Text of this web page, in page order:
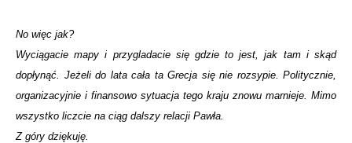
No więc jak?
Wyciągacie mapy i przygladacie się gdzie to jest, jak tam i skąd
dopłynąć. Jeżeli do lata cała ta Grecja się nie rozsypie. Politycznie,
organizacyjnie i finansowo sytuacja tego kraju znowu marnieje. Mimo
wszystko liczcie na ciąg dalszy relacji Pawła.
Z góry dziękuję.